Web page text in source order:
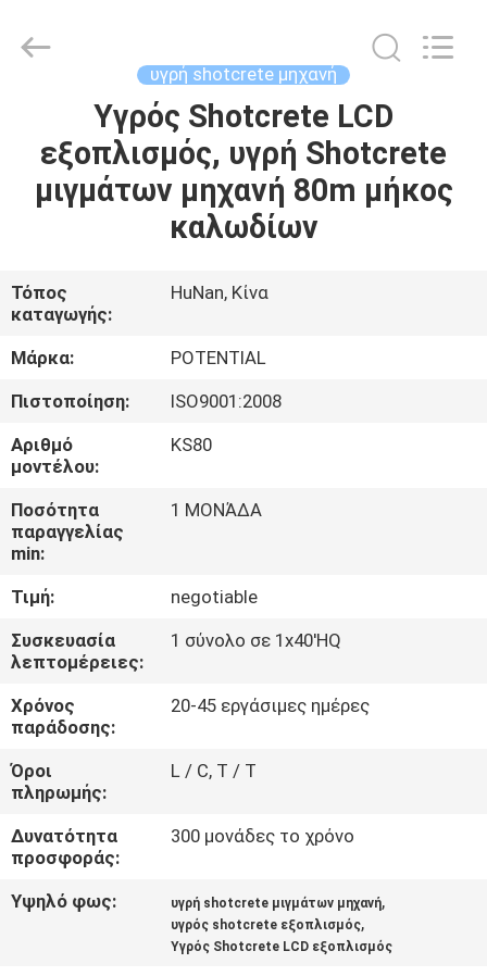
ΠΡΟΪΌΝΤΑ
ΕΜΕΊΣ
ΓΎΡΟΣ
ΕΡΓΟΣΤΑΣΊΩΝ
ΠΟΙΟΤΙΚΌΣ
ΈΛΕΓΧΟΣ
ΕΛΆΤΕ
ΣΕ
ΕΠΑΦΉ
ΜΕ
ΕΙΔΉΣΕΙΣ
ΖΗΤΉΣΤΕ
ΈΝΑ
ΑΠΌΣΠΑΣΜΑ
Equipments
Incorporated
υγρή shotcrete μηχανή
Υγρός Shotcrete LCD
εξοπλισμός, υγρή Shotcrete
μιγμάτων μηχανή 80m μήκος
καλωδίων
Τόπος
καταγωγής:
HuNan, Κίνα
Μάρκα:
POTENTIAL
Πιστοποίηση:
ISO9001:2008
Αριθμό
μοντέλου:
KS80
Ποσότητα
παραγγελίας
min:
1 ΜΟΝΆΔΑ
Τιμή:
negotiable
Συσκευασία
λεπτομέρειες:
1 σύνολο σε 1x40'HQ
Χρόνος
παράδοσης:
20-45 εργάσιμες ημέρες
Όροι
πληρωμής:
L / C, T / T
Δυνατότητα
προσφοράς:
300 μονάδες το χρόνο
Υψηλό φως: υγρή shotcrete μιγμάτων μηχανή,
υγρός shotcrete εξοπλισμός,
Υγρός Shotcrete LCD εξοπλισμός